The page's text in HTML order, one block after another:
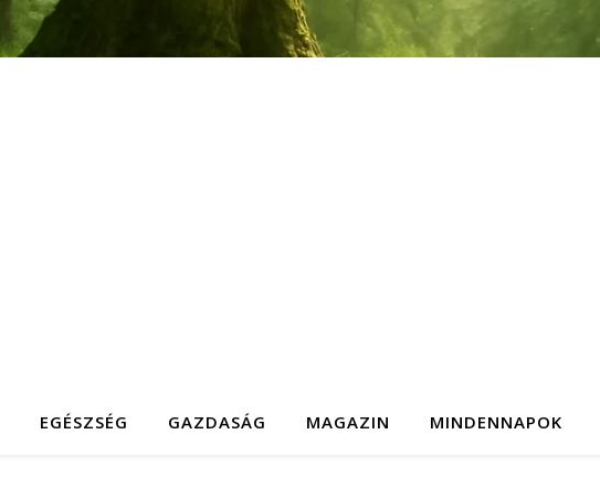
EGÉSZSÉG GAZDASÁG MAGAZIN MINDENNAPOK